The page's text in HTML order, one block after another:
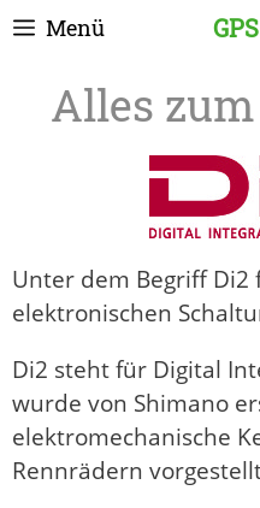
Zum
springen
Menü
Unter dem Begriff Di2
elektronischen
Di2 steht für Digital
wurde von Shimano
elektromechanische
Rennrädern